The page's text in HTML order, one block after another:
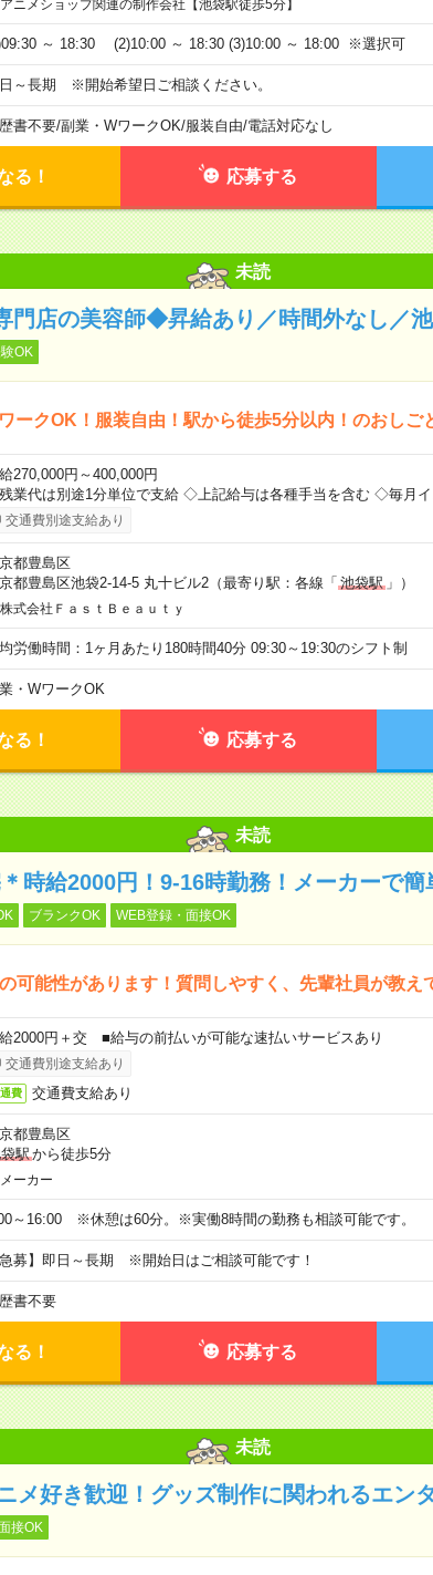
アニメショップ関連の制作会社【池袋駅徒歩5分】
～ 18:30 (2)10:00 ～ 18:30 (3)10:00 ～ 18:00 ※選択可
～長期 ※開始希望日ご相談ください。
書不要/副業・WワークOK/服装自由/電話対応なし
る！ 応募する
未読
門店の美容師◆昇給あり／時間外なし／
OK
ークOK！服装自由！駅から徒歩5分以内！のおしご
270,000円～400,000円
業代は別途1分単位で支給 ◇上記給与は各種手当を含む ◇毎月イ
交通費別途支給あり
都豊島区
都豊島区池袋2-14-5 丸十ビル2（最寄り駅：各線「池袋駅」）
株式会社ＦａｓｔＢｅａｕｔｙ
労働時間：1ヶ月あたり180時間40分 09:30～19:30のシフト制
・WワークOK
る！ 応募する
未読
時給2000円！9-16時勤務！メーカーで
ブランクOK WEB登録・面接OK
可能性があります！質問しやすく、先輩社員が教え
2000円＋交 ■給与の前払いが可能な速払いサービスあり
交通費別途支給あり
費 交通費支給あり
都豊島区
駅から徒歩5分
メーカー
～16:00 ※休憩は60分。※実働8時間の勤務も相談可能です。
急募】即日～長期 ※開始日はご相談可能です！
書不要
る！ 応募する
未読
メ好き歓迎！グッズ制作に関われるエン
接OK